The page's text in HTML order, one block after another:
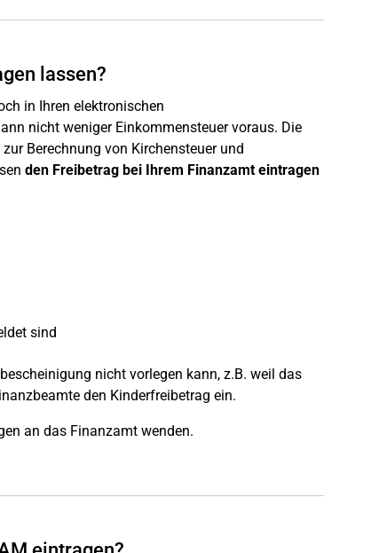
lassen?
in Ihren elektronischen
nicht weniger Einkommensteuer voraus. Die
Berechnung von Kirchensteuer und
den Freibetrag bei Ihrem Finanzamt eintragen
sind
nicht vorlegen kann, z.B. weil das
den Kinderfreibetrag ein.
an das Finanzamt wenden.